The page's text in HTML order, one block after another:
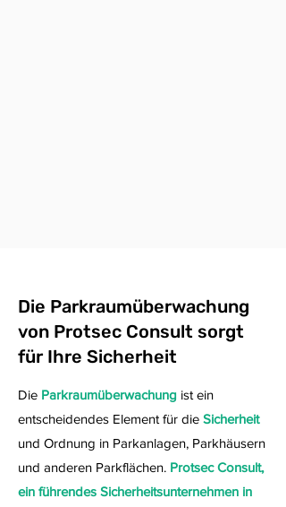
Die Parkraumüberwachung
von Protsec Consult sorgt
für Ihre Sicherheit
Die Parkraumüberwachung ist ein
entscheidendes Element für die Sicherheit
und Ordnung in Parkanlagen, Parkhäusern
und anderen Parkflächen. Protsec Consult,
ein führendes Sicherheitsunternehmen in